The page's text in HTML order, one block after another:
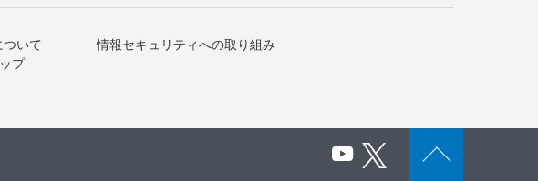
いて
情報セキュリティへの取り組み
プ